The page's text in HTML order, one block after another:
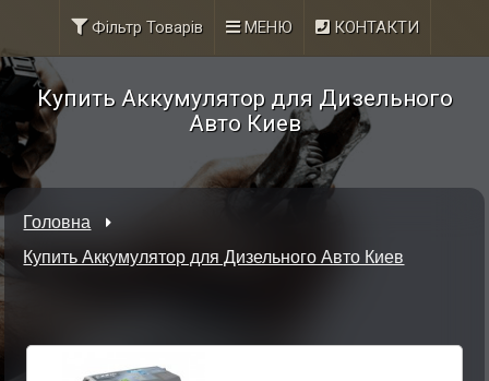
Фільтр Товарів МЕНЮ КОНТАКТИ
Купить Аккумулятор для Дизельного
Авто Киев
Головна
Купить Аккумулятор для Дизельного Авто Киев